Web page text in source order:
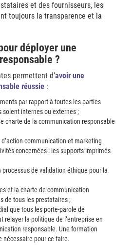
et des fournisseurs, les
toujours la transparence et la
déployer une
?
permettent d’avoir une
réussie :
par rapport à toutes les parties
soient internes ou externes ;
charte de la communication responsable
communication et marketing
concernées : les supports imprimés
processus de validation éthique pour la
et la charte de communication
de tous les prestataires ;
que tous les porte-parole de
relayer la politique de l’entreprise en
responsable. Une formation
nécessaire pour ce faire.